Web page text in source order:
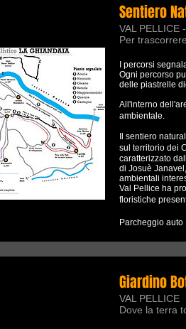
Sentiero
VAL PELLICE
Per
I percorsi
Ogni percorso
delle piastrelle
All'interno
ambientale.
Il sentiero
sul territorio dei
caratterizzato
di Josuè
ambientali
Val Pellice ha
floristiche
Parcheggio auto
Giardino
VAL PELLICE
Dove la terra